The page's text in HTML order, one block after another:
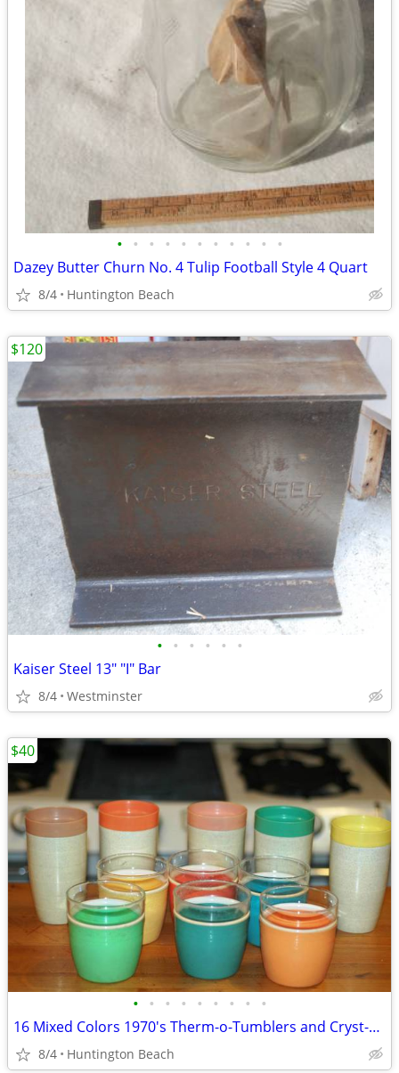
• • • • • • • • • • •
Dazey Butter Churn No. 4 Tulip Football Style 4 Quart
8/4 Huntington Beach
• • • • • •
Kaiser Steel 13" "I" Bar
8/4 Westminster
$120
• • • • • • • • •
16 Mixed Colors 1970's Therm-o-Tumblers and Cryst-o-Therm
8/4 Huntington Beach
$40